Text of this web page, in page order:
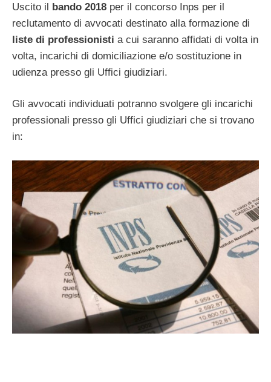
Uscito il bando 2018 per il concorso Inps per il
reclutamento di avvocati destinato alla formazione di
liste di professionisti a cui saranno affidati di volta in
volta, incarichi di domiciliazione e/o sostituzione in
udienza presso gli Uffici giudiziari.
Gli avvocati individuati potranno svolgere gli incarichi
professionali presso gli Uffici giudiziari che si trovano
in: